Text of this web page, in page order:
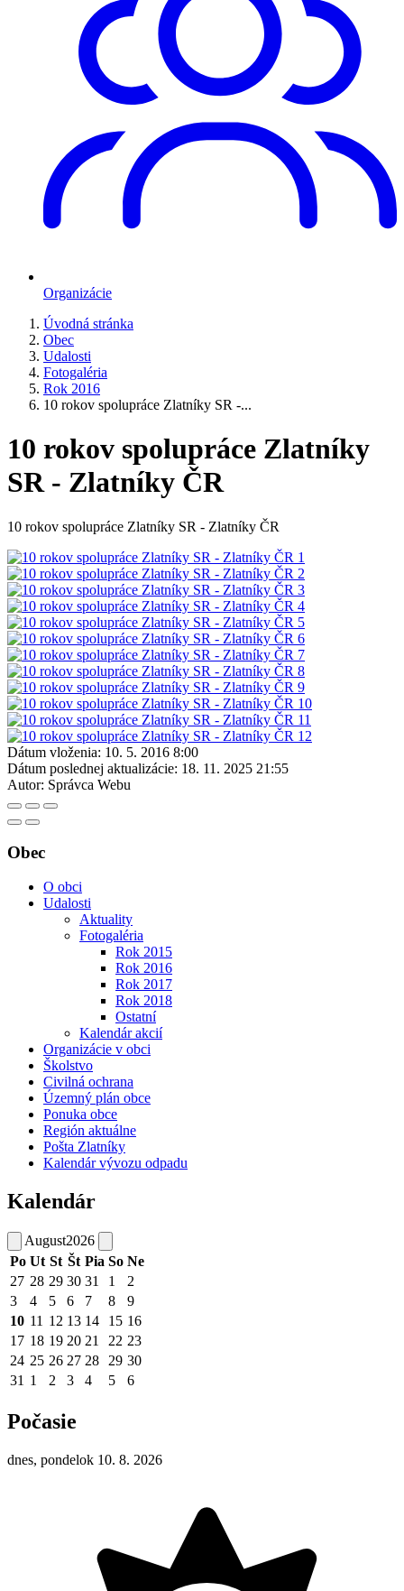
Organizácie
Úvodná stránka
Obec
Udalosti
Fotogaléria
Rok 2016
10 rokov spolupráce Zlatníky SR -...
10 rokov spolupráce Zlatníky
SR - Zlatníky ČR
10 rokov spolupráce Zlatníky SR - Zlatníky ČR
Dátum vloženia: 10. 5. 2016 8:00
Dátum poslednej aktualizácie: 18. 11. 2025 21:55
Autor: Správca Webu
Obec
O obci
Udalosti
Aktuality
Fotogaléria
Rok 2015
Rok 2016
Rok 2017
Rok 2018
Ostatní
Kalendár akcií
Organizácie v obci
Školstvo
Civilná ochrana
Územný plán obce
Ponuka obce
Región aktuálne
Pošta Zlatníky
Kalendár vývozu odpadu
Kalendár
August2026
Po Ut St Št Pia So Ne
27 28 29 30 31 1
2
3
4 5 6 7 8
9
10 11 12 13 14 15 16
17 18 19 20 21 22 23
24 25 26 27 28 29 30
31 1 2 3 4 5 6
Počasie
dnes, pondelok 10. 8. 2026